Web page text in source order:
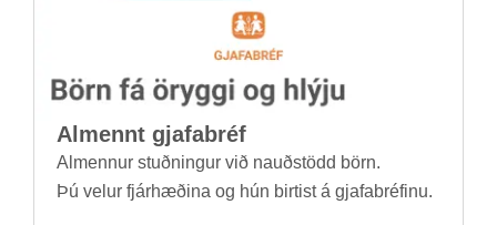
Al­mennt gjafa­bréf
Al­menn­ur stuðn­ing­ur við nauð­stödd börn.
Þú vel­ur fjár­hæð­ina og hún birt­ist á gjafa­bréf­inu.